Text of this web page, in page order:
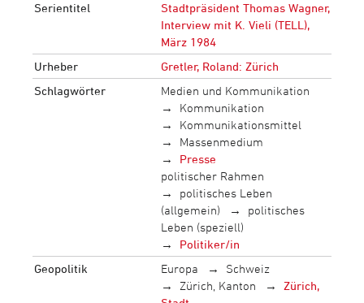
Serientitel
Stadtpräsident Thomas Wagner,
Interview mit K. Vieli (TELL),
März 1984
Urheber
Gretler, Roland: Zürich
Schlagwörter
Medien und Kommunikation
Kommunikation
Kommunikationsmittel
Massenmedium
Presse
politischer Rahmen
politisches Leben
(allgemein)
politisches
Leben (speziell)
Politiker/in
Geopolitik
Europa
Schweiz
Zürich, Kanton
Zürich,